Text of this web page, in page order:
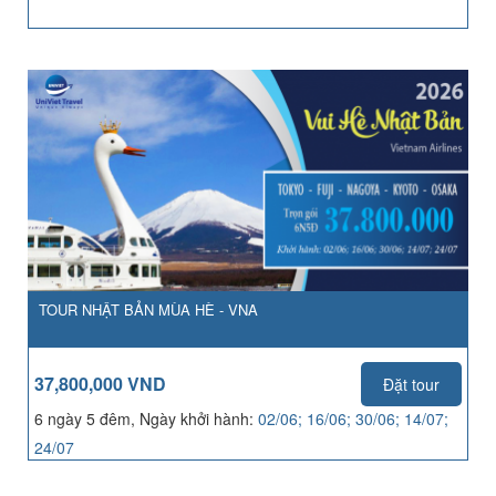
TOUR NHẬT BẢN MÙA HÈ - VNA
37,800,000 VND
Đặt tour
6 ngày 5 đêm, Ngày khởi hành: 02/06; 16/06; 30/06; 14/07;
24/07